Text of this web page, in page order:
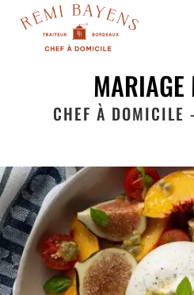
MARIAGE
CHEF À DOMICILE